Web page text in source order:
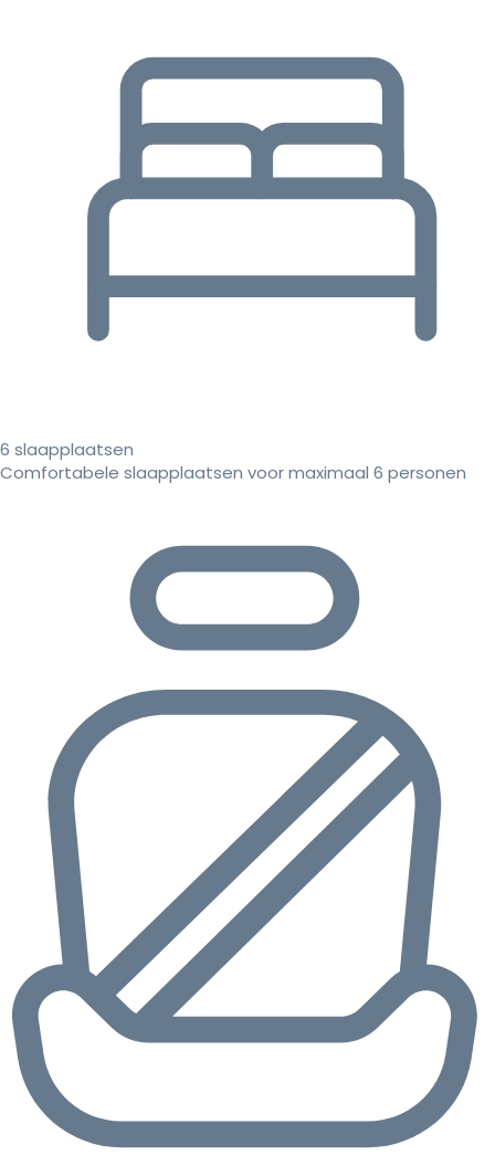
6 slaapplaatsen
Comfortabele slaapplaatsen voor maximaal 6 personen